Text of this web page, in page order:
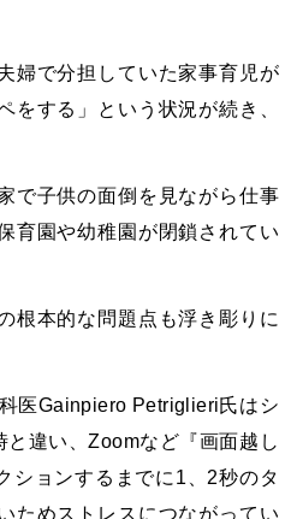
婦で分担していた家事育児が
をする」という状況が続き、
で子供の面倒を見ながら仕事
育園や幼稚園が閉鎖されてい
根本的な問題点も浮き彫りに
医Gainpiero Petriglieri氏はシ
違い、Zoomなど『画面越し
ションするまでに1、2秒のタ
ためストレスにつながってい